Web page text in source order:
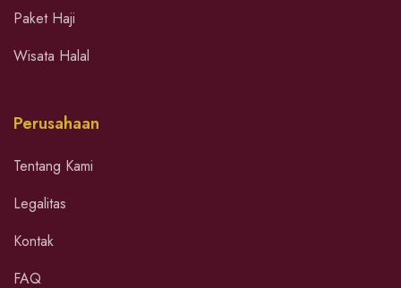
Paket Haji
Wisata Halal
Perusahaan
Tentang Kami
Legalitas
Kontak
FAQ